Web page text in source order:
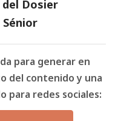
Dosier
para generar en
del contenido y una
para redes sociales: